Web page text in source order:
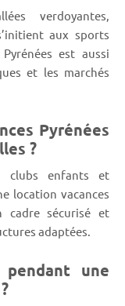
verdoyantes,
aux sports
est aussi
et les marchés
Pyrénées
?
clubs enfants et
location vacances
cadre sécurisé et
adaptées.
pendant une